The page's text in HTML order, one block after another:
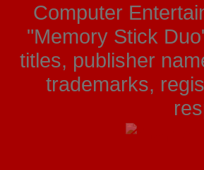
Computer
"Memory Stick
titles, publisher
trademarks,